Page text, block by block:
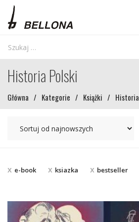
Historia Polski
Główna / Kategorie / Książki / Historia
e-book ksiazka bestseller